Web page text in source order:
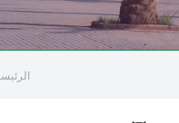
+
/"